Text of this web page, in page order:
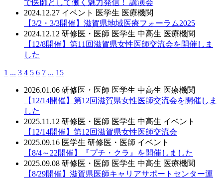
で医師として働く魅力発信！ 講演会
2024.12.27 イベント 医学生 医療機関
【3/2・3/3開催】滋賀県地域医療フォーラム2025
2024.12.12 研修医・医師 医学生 中高生 医療機関
【12/8開催】第11回滋賀県女性医師交流会を開催しま
した
1 ... 3 4 5 6 7 ... 15
2026.01.06 研修医・医師 医学生 中高生 医療機関
【12/14開催】第12回滋賀県女性医師交流会を開催しま
した
2025.11.12 研修医・医師 医学生 中高生 イベント
【12/14開催】第12回滋賀県女性医師交流会
2025.09.16 医学生 研修医・医師 イベント
【8/4～22開催】『プチ・クラ』を開催しました
2025.09.08 研修医・医師 医学生 中高生 医療機関
【8/29開催】滋賀県医師キャリアサポートセンター運